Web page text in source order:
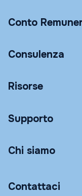
Conto
Consulenza
Risorse
Supporto
Chi siamo
Contattaci